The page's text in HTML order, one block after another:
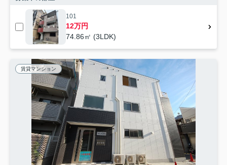
101
12万円
74.86㎡ (3LDK)
賃貸マンション